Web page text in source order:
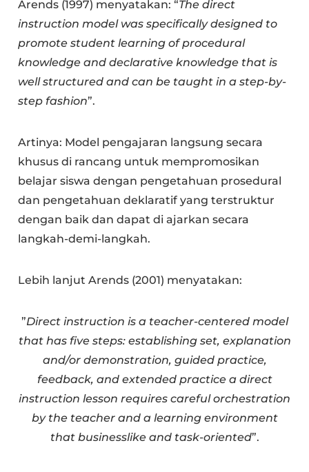
Arends (1997) menyatakan: “The direct
instruction model was specifically designed to
promote student learning of procedural
knowledge and declarative knowledge that is
well structured and can be taught in a step-by-
step fashion”.
Artinya: Model pengajaran langsung secara
khusus di rancang untuk mempromosikan
belajar siswa dengan pengetahuan prosedural
dan pengetahuan deklaratif yang terstruktur
dengan baik dan dapat di ajarkan secara
langkah-demi-langkah.
Lebih lanjut Arends (2001) menyatakan:
”Direct instruction is a teacher-centered model
that has five steps: establishing set, explanation
and/or demonstration, guided practice,
feedback, and extended practice a direct
instruction lesson requires careful orchestration
by the teacher and a learning environment
that businesslike and task-oriented”.